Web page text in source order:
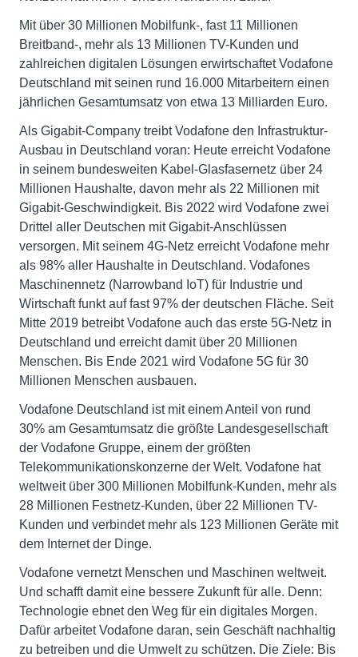
Mit über 30 Millionen Mobilfunk-, fast 11 Millionen
Breitband-, mehr als 13 Millionen TV-Kunden und
zahlreichen digitalen Lösungen erwirtschaftet Vodafone
Deutschland mit seinen rund 16.000 Mitarbeitern einen
jährlichen Gesamtumsatz von etwa 13 Milliarden Euro.
Als Gigabit-Company treibt Vodafone den Infrastruktur-
Ausbau in Deutschland voran: Heute erreicht Vodafone
in seinem bundesweiten Kabel-Glasfasernetz über 24
Millionen Haushalte, davon mehr als 22 Millionen mit
Gigabit-Geschwindigkeit. Bis 2022 wird Vodafone zwei
Drittel aller Deutschen mit Gigabit-Anschlüssen
versorgen. Mit seinem 4G-Netz erreicht Vodafone mehr
als 98% aller Haushalte in Deutschland. Vodafones
Maschinennetz (Narrowband IoT) für Industrie und
Wirtschaft funkt auf fast 97% der deutschen Fläche. Seit
Mitte 2019 betreibt Vodafone auch das erste 5G-Netz in
Deutschland und erreicht damit über 20 Millionen
Menschen. Bis Ende 2021 wird Vodafone 5G für 30
Millionen Menschen ausbauen.
Vodafone Deutschland ist mit einem Anteil von rund
30% am Gesamtumsatz die größte Landesgesellschaft
der Vodafone Gruppe, einem der größten
Telekommunikationskonzerne der Welt. Vodafone hat
weltweit über 300 Millionen Mobilfunk-Kunden, mehr als
28 Millionen Festnetz-Kunden, über 22 Millionen TV-
Kunden und verbindet mehr als 123 Millionen Geräte mit
dem Internet der Dinge.
Vodafone vernetzt Menschen und Maschinen weltweit.
Und schafft damit eine bessere Zukunft für alle. Denn:
Technologie ebnet den Weg für ein digitales Morgen.
Dafür arbeitet Vodafone daran, sein Geschäft nachhaltig
zu betreiben und die Umwelt zu schützen. Die Ziele: Bis